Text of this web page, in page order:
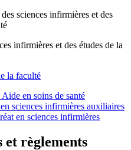
sciences infirmières et des
infirmières et des études de la
la faculté
en soins de santé
sciences infirmières auxiliaires
en sciences infirmières
et règlements